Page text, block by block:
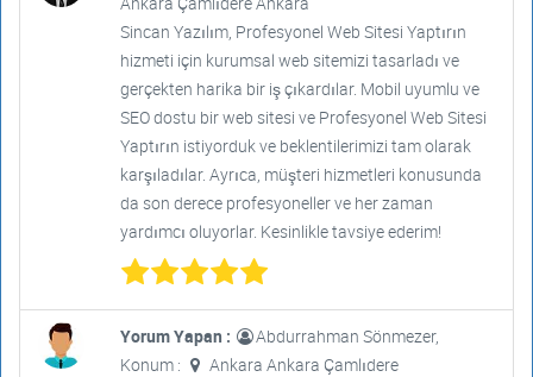
Sincan Yazılım, Profesyonel Web Sitesi Yaptırın
hizmeti için kurumsal web sitemizi tasarladı ve
gerçekten harika bir iş çıkardılar. Mobil uyumlu ve
SEO dostu bir web sitesi ve Profesyonel Web Sitesi
Yaptırın istiyorduk ve beklentilerimizi tam olarak
karşıladılar. Ayrıca, müşteri hizmetleri konusunda
da son derece profesyoneller ve her zaman
yardımcı oluyorlar. Kesinlikle tavsiye ederim!
Yorum Yapan :
Abdurrahman Sönmezer,
Konum :
Ankara Ankara Çamlıdere